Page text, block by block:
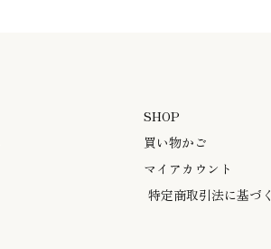
SHOP
買い物かご
マイアカウント
特定商取引法に基づ